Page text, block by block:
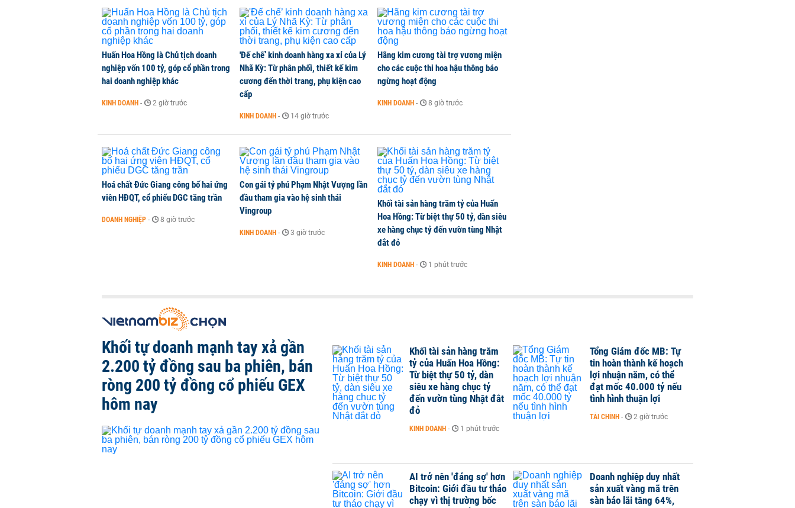
Huấn Hoa Hồng là Chủ tịch doanh
nghiệp vốn 100 tỷ, góp cổ phần trong
hai doanh nghiệp khác
KINH DOANH - 2 giờ trước
'Đế chế’ kinh doanh hàng xa xỉ của Lý
Nhã Kỳ: Từ phân phối, thiết kế kim
cương đến thời trang, phụ kiện cao
cấp
KINH DOANH - 14 giờ trước
Hãng kim cương tài trợ vương miện
cho các cuộc thi hoa hậu thông báo
ngừng hoạt động
KINH DOANH - 8 giờ trước
Hoá chất Đức Giang công bố hai ứng
viên HĐQT, cổ phiếu DGC tăng trần
DOANH NGHIỆP - 8 giờ trước
Con gái tỷ phú Phạm Nhật Vượng lần
đầu tham gia vào hệ sinh thái
Vingroup
KINH DOANH - 3 giờ trước
Khối tài sản hàng trăm tỷ của Huấn
Hoa Hồng: Từ biệt thự 50 tỷ, dàn siêu
xe hàng chục tỷ đến vườn tùng Nhật
đắt đỏ
KINH DOANH - 1 phút trước
Khối tự doanh mạnh tay xả gần
2.200 tỷ đồng sau ba phiên, bán
ròng 200 tỷ đồng cổ phiếu GEX
hôm nay
Khối tài sản hàng trăm
tỷ của Huấn Hoa Hồng:
Từ biệt thự 50 tỷ, dàn
siêu xe hàng chục tỷ
đến vườn tùng Nhật đắt
đỏ
KINH DOANH - 1 phút trước
Tổng Giám đốc MB: Tự
tin hoàn thành kế hoạch
lợi nhuận năm, có thể
đạt mốc 40.000 tỷ nếu
tình hình thuận lợi
TÀI CHÍNH - 2 giờ trước
AI trở nên 'đáng sợ' hơn
Bitcoin: Giới đầu tư tháo
chạy vì thị trường bốc
Doanh nghiệp duy nhất
sản xuất vàng mã trên
sàn báo lãi tăng 64%,